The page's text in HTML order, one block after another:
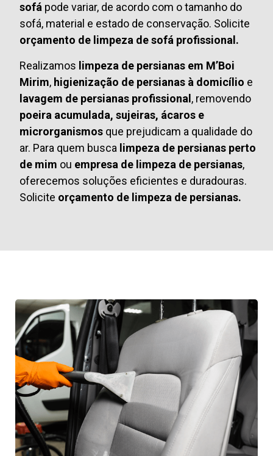
sofá pode variar, de acordo com o tamanho do
sofá, material e estado de conservação. Solicite
orçamento de limpeza de sofá profissional.
Realizamos limpeza de persianas em M’Boi
Mirim, higienização de persianas à domicílio e
lavagem de persianas profissional, removendo
poeira acumulada, sujeiras, ácaros e
microrganismos que prejudicam a qualidade do
ar. Para quem busca limpeza de persianas perto
de mim ou empresa de limpeza de persianas,
oferecemos soluções eficientes e duradouras.
Solicite orçamento de limpeza de persianas.